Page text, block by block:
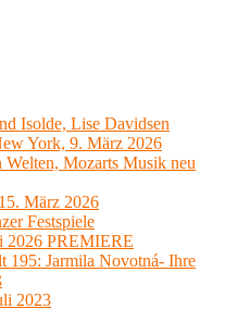
Isolde, Lise Davidsen
York, 9. März 2026
Mozarts Musik neu
März 2026
Festspiele
2026 PREMIERE
195: Jarmila Novotná- Ihre
2023